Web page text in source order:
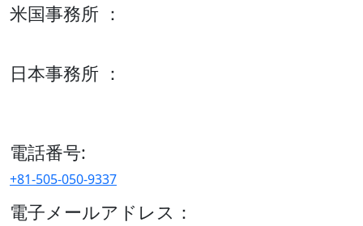
米国事務所 ：
日本事務所 ：
電話番号:
+81-505-050-9337
電子メールアドレス：